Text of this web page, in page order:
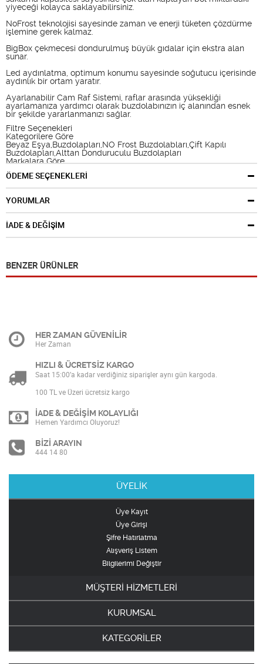
yiyeceği kolayca saklayabilirsiniz.
NoFrost teknolojisi sayesinde zaman ve enerji tüketen çözdürme
işlemine gerek kalmaz.
BigBox çekmecesi dondurulmuş büyük gıdalar için ekstra alan
sunar.
Led aydınlatma, optimum konumu sayesinde soğutucu içerisinde
aydınlık bir ortam yaratır.
Ayarlanabilir Cam Raf Sistemi, raflar arasında yüksekliği
ayarlamanıza yardımcı olarak buzdolabınızın iç alanından esnek
bir şekilde yararlanmanızı sağlar.
Filtre Seçenekleri
Kategorilere Göre
Beyaz Eşya,Buzdolapları,NO Frost Buzdolabları,Çift Kapılı
Buzdolapları,Alttan Donduruculu Buzdolapları
Markalara Göre
Profilo
ÖDEME SEÇENEKLERİ
YORUMLAR
İADE & DEĞİŞİM
BENZER ÜRÜNLER
HER ZAMAN GÜVENİLİR
Her Zaman
HIZLI & ÜCRETSİZ KARGO
Saat 15:00’a kadar verdiğiniz siparişler aynı gün kargoda.
100 TL ve Üzeri ücretsiz kargo
İADE & DEĞİŞİM KOLAYLIĞI
Hemen Yardımcı Oluyoruz!
BİZİ ARAYIN
444 14 80
ÜYELİK
Üye Kayıt
Üye Girişi
Şifre Hatırlatma
Alışveriş Listem
Bilgilerimi Değiştir
MÜŞTERİ HİZMETLERİ
KURUMSAL
KATEGORİLER